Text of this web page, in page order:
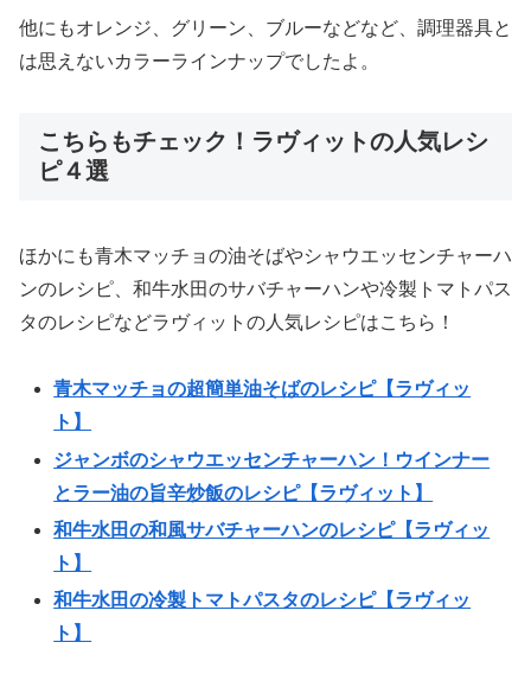
他にもオレンジ、グリーン、ブルーなどなど、調理器具と
は思えないカラーラインナップでしたよ。
こちらもチェック！ラヴィットの人気レシ
ピ４選
ほかにも青木マッチョの油そばやシャウエッセンチャーハ
ンのレシピ、和牛水田のサバチャーハンや冷製トマトパス
タのレシピなどラヴィットの人気レシピはこちら！
青木マッチョの超簡単油そばのレシピ【ラヴィッ
ト】
ジャンボのシャウエッセンチャーハン！ウインナー
とラー油の旨辛炒飯のレシピ【ラヴィット】
和牛水田の和風サバチャーハンのレシピ【ラヴィッ
ト】
和牛水田の冷製トマトパスタのレシピ【ラヴィッ
ト】